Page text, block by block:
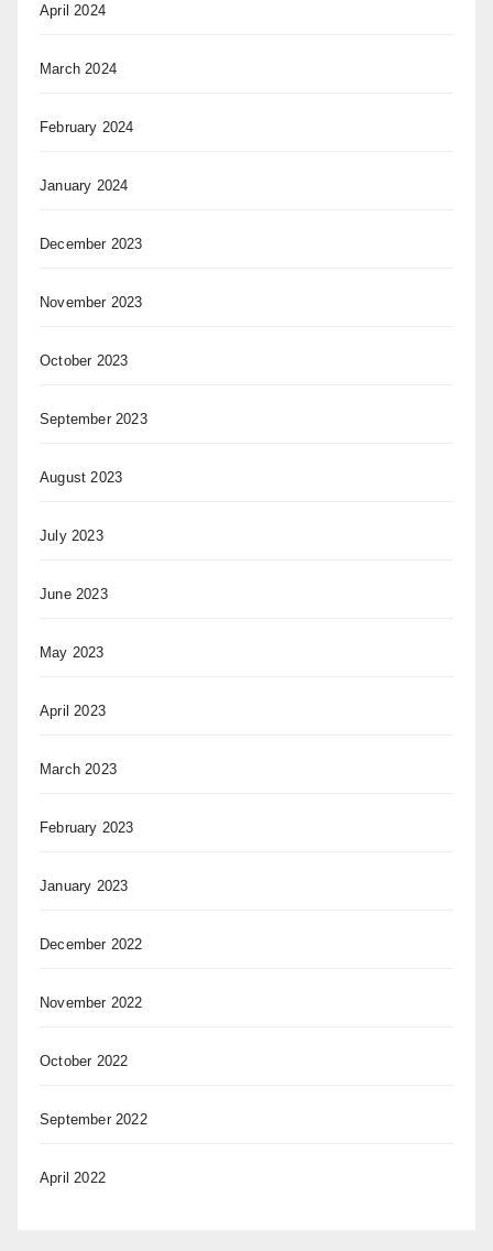
April 2024
March 2024
February 2024
January 2024
December 2023
November 2023
October 2023
September 2023
August 2023
July 2023
June 2023
May 2023
April 2023
March 2023
February 2023
January 2023
December 2022
November 2022
October 2022
September 2022
April 2022